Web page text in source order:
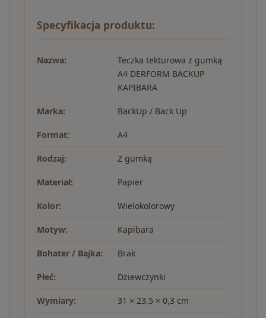
Specyfikacja produktu:
Nazwa:
Teczka tekturowa z gumką
A4 DERFORM BACKUP
KAPIBARA
Marka: BackUp / Back Up
Format: A4
Rodzaj: Z gumką
Materiał: Papier
Kolor: Wielokolorowy
Motyw: Kapibara
Bohater / Bajka: Brak
Płeć: Dziewczynki
Wymiary: 31 × 23,5 × 0,3 cm